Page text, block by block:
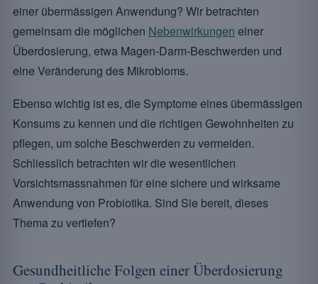
einer übermässigen Anwendung? Wir betrachten
gemeinsam die möglichen Nebenwirkungen einer
Überdosierung, etwa Magen-Darm-Beschwerden und
eine Veränderung des Mikrobioms.
Ebenso wichtig ist es, die Symptome eines übermässigen
Konsums zu kennen und die richtigen Gewohnheiten zu
pflegen, um solche Beschwerden zu vermeiden.
Schliesslich betrachten wir die wesentlichen
Vorsichtsmassnahmen für eine sichere und wirksame
Anwendung von Probiotika. Sind Sie bereit, dieses
Thema zu vertiefen?
Gesundheitliche Folgen einer Überdosierung